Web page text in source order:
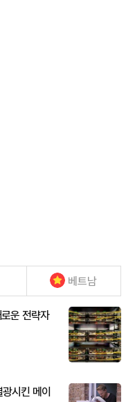
베트남
운 전략자
시킨 메이